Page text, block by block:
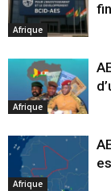
Afrique
Afrique
Afrique